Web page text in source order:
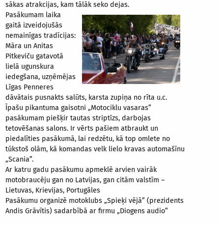
sākas atrakcijas, kam tālāk seko dejas.
Pasākumam laika
gaitā izveidojušās
nemainīgas tradīcijas:
Māra un Anitas
Pitkeviču gatavotā
lielā ugunskura
iedegšana, uzņēmējas
Līgas Penneres
dāvātais pusnakts salūts, karsta zupiņa no rīta u.c.
Īpašu pikantuma gaisotni „Motociklu vasaras”
pasākumam piešķir tautas striptīzs, darbojas
tetovēšanas salons. Ir vērts pašiem atbraukt un
piedalīties pasākumā, lai redzētu, kā top omlete no
tūkstoš olām, kā komandas velk lielo kravas automašīnu
„Scania”.
Ar katru gadu pasākumu apmeklē arvien vairāk
motobraucēju gan no Latvijas, gan citām valstīm –
Lietuvas, Krievijas, Portugāles
Pasākumu organizē motoklubs „Spieķi vējā” (prezidents
Andis Grāvītis) sadarbībā ar firmu „Diogens audio”